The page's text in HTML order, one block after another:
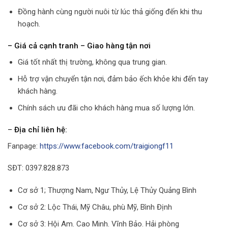
Đồng hành cùng người nuôi từ lúc thả giống đến khi thu
hoạch.
– Giá cả cạnh tranh – Giao hàng tận nơi
Giá tốt nhất thị trường, không qua trung gian.
Hỗ trợ vận chuyển tận nơi, đảm bảo ếch khỏe khi đến tay
khách hàng.
Chính sách ưu đãi cho khách hàng mua số lượng lớn.
– Địa chỉ liên hệ:
Fanpage: https://www.facebook.com/traigiongf11
SĐT: 0397.828.873
Cơ sở 1; Thượng Nam, Ngư Thủy, Lệ Thủy Quảng Bình
Cơ sở 2: Lộc Thái, Mỹ Châu, phù Mỹ, Bình Định
Cơ sở 3: Hội Am. Cao Minh. Vĩnh Bảo. Hải phòng